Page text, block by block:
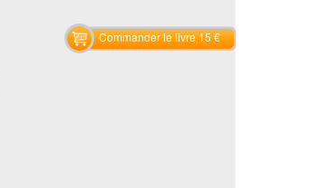
Commander le livre 15 €